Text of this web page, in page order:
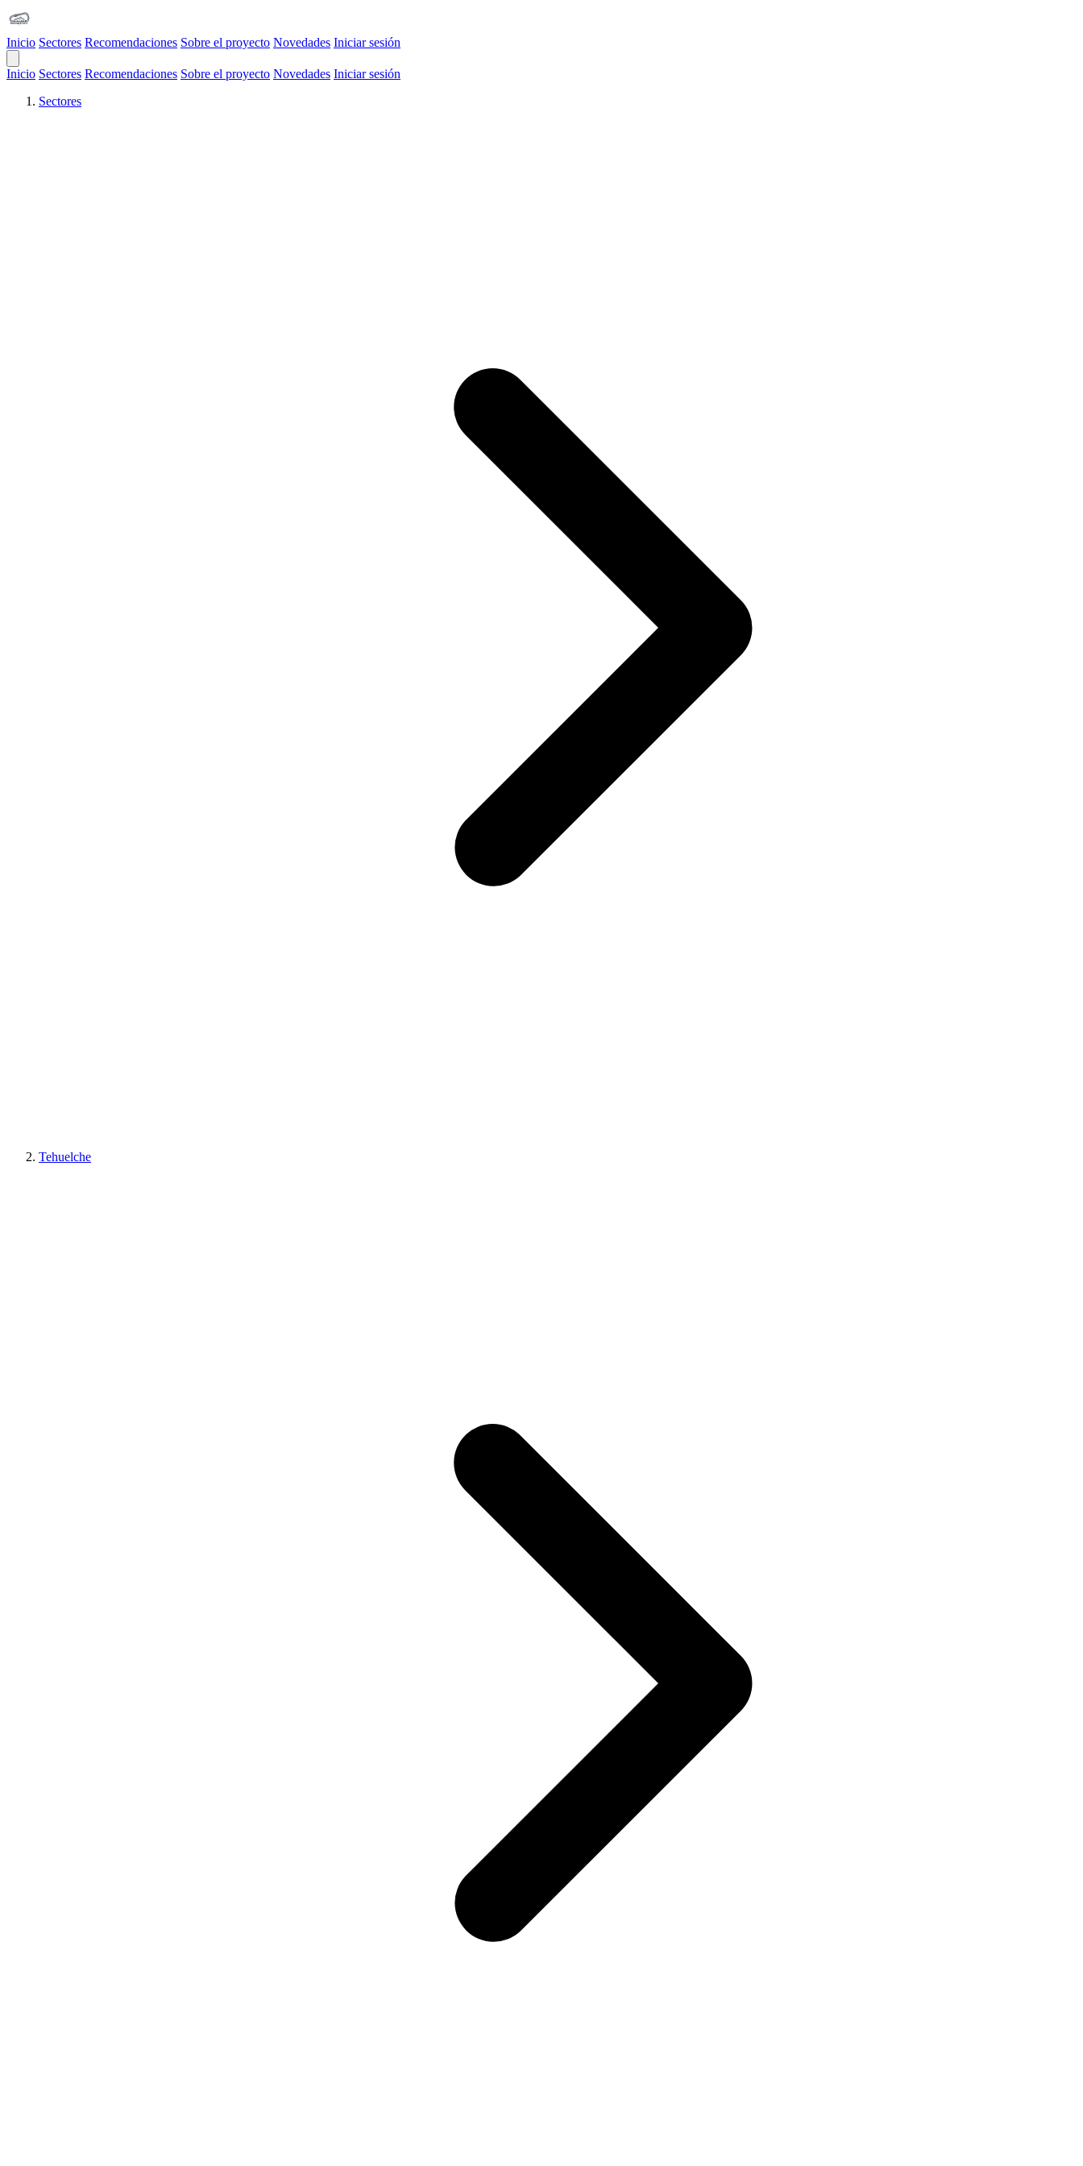
Inicio Sectores Recomendaciones Sobre el proyecto Novedades Iniciar sesión
Inicio Sectores Recomendaciones Sobre el proyecto Novedades Iniciar sesión
Sectores
Tehuelche